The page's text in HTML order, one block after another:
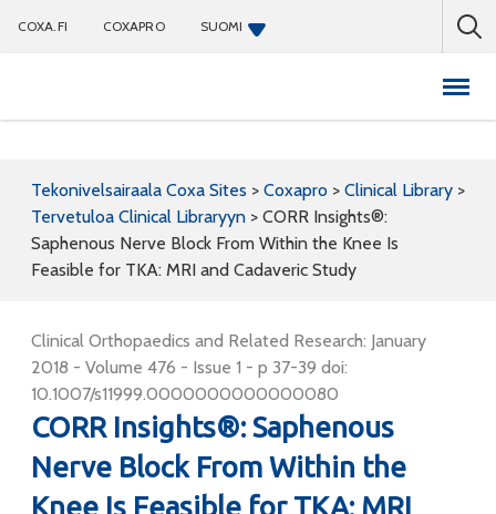
COXA.FI COXAPRO SUOMI
Tekonivelsairaala Coxa Sites > Coxapro > Clinical Library >
Tervetuloa Clinical Libraryyn > CORR Insights®:
Saphenous Nerve Block From Within the Knee Is
Feasible for TKA: MRI and Cadaveric Study
Clinical Orthopaedics and Related Research: January
2018 - Volume 476 - Issue 1 - p 37-39 doi:
10.1007/s11999.0000000000000080
CORR Insights®: Saphenous
Nerve Block From Within the
Knee Is Feasible for TKA: MRI